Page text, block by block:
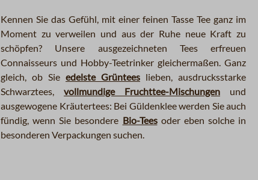
Kennen Sie das Gefühl, mit einer feinen Tasse Tee ganz im
Moment zu verweilen und aus der Ruhe neue Kraft zu
schöpfen? Unsere ausgezeichneten Tees erfreuen
Connaisseurs und Hobby-Teetrinker gleichermaßen. Ganz
gleich, ob Sie edelste Grüntees lieben, ausdrucksstarke
Schwarztees, vollmundige Fruchttee-Mischungen und
ausgewogene Kräutertees: Bei Güldenklee werden Sie auch
fündig, wenn Sie besondere Bio-Teesoder eben solche in
besonderen Verpackungen suchen.